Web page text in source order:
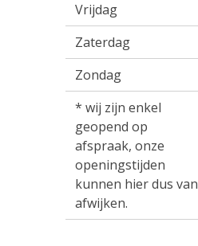
Vrijdag
Zaterdag
Zondag
* wij zijn enkel
geopend op
afspraak, onze
openingstijden
kunnen hier dus van
afwijken.